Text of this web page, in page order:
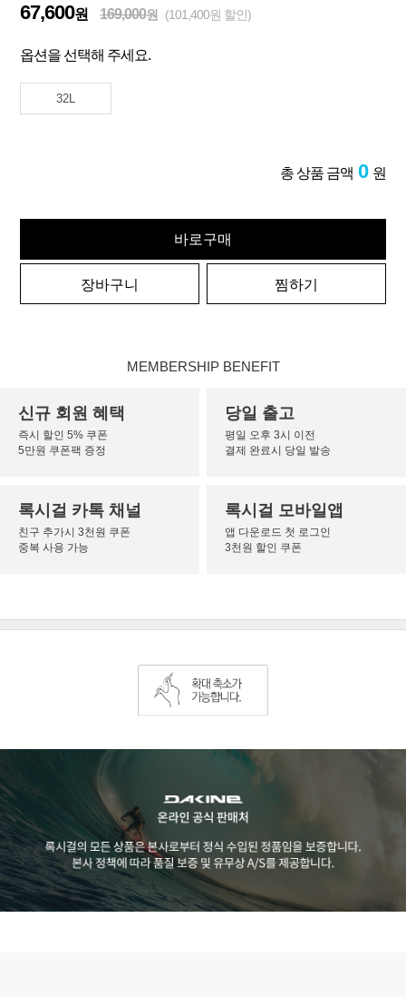
67,600원 169,000원 (101,400원 할인)
옵션을 선택해 주세요.
32L
총 상품 금액 0 원
바로구매
장바구니 찜하기
MEMBERSHIP BENEFIT
신규 회원 혜택
즉시 할인 5% 쿠폰
5만원 쿠폰팩 증정
당일 출고
평일 오후 3시 이전
결제 완료시 당일 발송
록시걸 카톡 채널
친구 추가시 3천원 쿠폰
중복 사용 가능
록시걸 모바일앱
앱 다운로드 첫 로그인
3천원 할인 쿠폰